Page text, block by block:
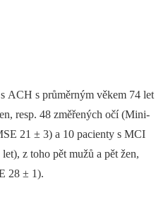
ACH s průměrným věkem 74 let
resp. 48 změřených očí (Mini-
21 ± 3) a 10 pacienty s MCI
z toho pět mužů a pět žen,
28 ± 1).